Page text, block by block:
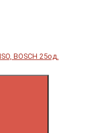
BOSCH 25од.